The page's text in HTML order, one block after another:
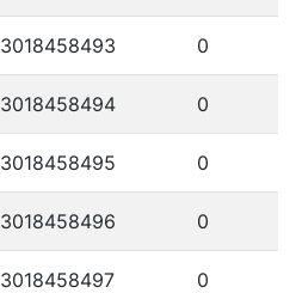
3018458493 0
3018458494 0
3018458495 0
3018458496 0
3018458497 0